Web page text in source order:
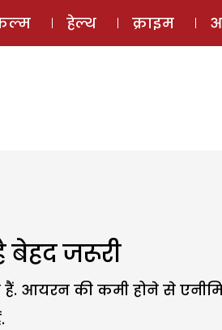
मैगज़ीन ऑडियो स्टोरी
हेल्थ क्राइम
जरूरी
आयरन की कमी होने से